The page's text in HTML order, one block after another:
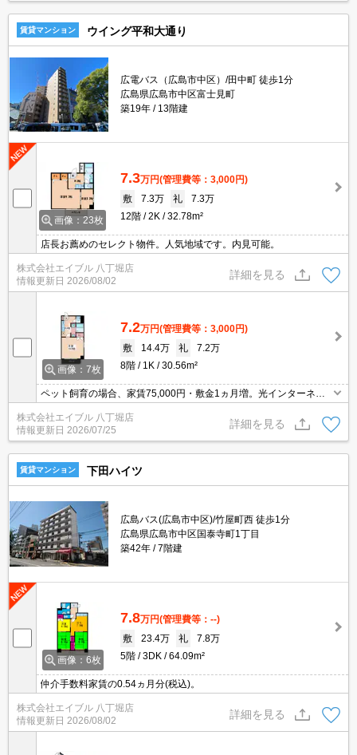
賃貸マンション ウイング平和大通り
広電バス（広島市中区）/田中町 徒歩1分
広島県広島市中区富士見町
築19年
13階建
画像：23枚
7.3万円(管理費等：3,000円)
敷
7.3万 礼
7.3万
12階
2K 32.78m²
店長お薦めのセレクト物件。人気地域です。内見可能。
株式会社エイブル 八丁堀店
情報更新日 2026/08/02
詳細を見る
画像：7枚
7.2万円(管理費等：3,000円)
敷
14.4万 礼
7.2万
8階
1K 30.56m²
ペット飼育の場合、家賃75,000円・敷金1ヵ月増。光インターネッ
へ185m。鍵交換代33,000円。広々30.56㎡。
株式会社エイブル 八丁堀店
情報更新日 2026/07/25
詳細を見る
賃貸マンション 下田ハイツ
広島バス(広島市中区)/竹屋町西 徒歩1分
広島県広島市中区国泰寺町1丁目
築42年
7階建
画像：6枚
7.8万円(管理費等：--)
敷
23.4万 礼
7.8万
5階
3DK 64.09m²
仲介手数料家賃の0.54ヵ月分(税込)。
株式会社エイブル 八丁堀店
情報更新日 2026/08/02
詳細を見る